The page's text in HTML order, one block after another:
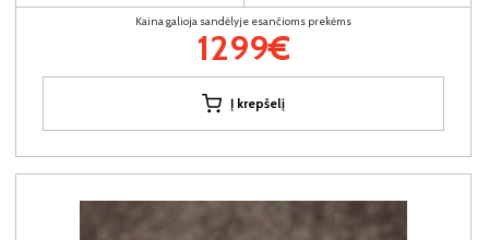
Kaina galioja sandėlyje esančioms prekėms
1299€
Į krepšelį